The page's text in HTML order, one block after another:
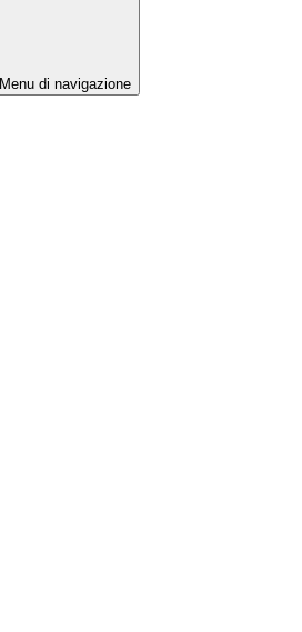
Menu di navigazione